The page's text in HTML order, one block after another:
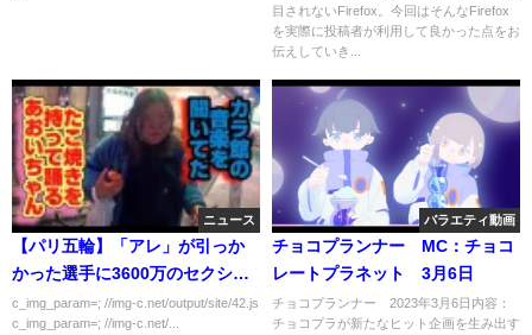
もんのLinux「使ってみた」〉
目されないFirefox。今回はそんなFirefox
を実際に投稿者が利用して良かった点をお
伝えしていき...
ニュース
【パリ五輪】「アレ」が引っか
かった選手に3600万のセクシー
男優オファーｗｗｗｗｗ
c_img_param=; //img-c.net/output/site/42.js
c_img_param=; //img-c.net/...
バラエティ動画
チョコプランナー MC：チョコ
レートプラネット 3月6日
チョコプランナー 2023年3月6日内容：
チョコプラが新たなヒット企画を生み出す